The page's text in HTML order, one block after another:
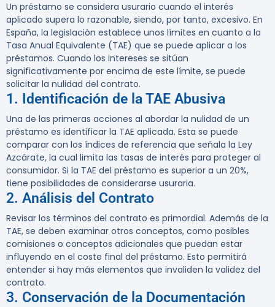
Un préstamo se considera usurario cuando el interés
aplicado supera lo razonable, siendo, por tanto, excesivo. En
España, la legislación establece unos límites en cuanto a la
Tasa Anual Equivalente (TAE) que se puede aplicar a los
préstamos. Cuando los intereses se sitúan
significativamente por encima de este límite, se puede
solicitar la nulidad del contrato.
1. Identificación de la TAE Abusiva
Una de las primeras acciones al abordar la nulidad de un
préstamo es identificar la TAE aplicada. Esta se puede
comparar con los índices de referencia que señala la Ley
Azcárate, la cual limita las tasas de interés para proteger al
consumidor. Si la TAE del préstamo es superior a un 20%,
tiene posibilidades de considerarse usuraria.
2. Análisis del Contrato
Revisar los términos del contrato es primordial. Además de la
TAE, se deben examinar otros conceptos, como posibles
comisiones o conceptos adicionales que puedan estar
influyendo en el coste final del préstamo. Esto permitirá
entender si hay más elementos que invaliden la validez del
contrato.
3. Conservación de la Documentación